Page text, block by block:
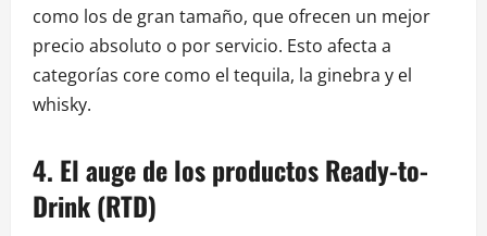
como los de gran tamaño, que ofrecen un mejor
precio absoluto o por servicio. Esto afecta a
categorías core como el tequila, la ginebra y el
whisky.
4. El auge de los productos Ready-to-
Drink (RTD)